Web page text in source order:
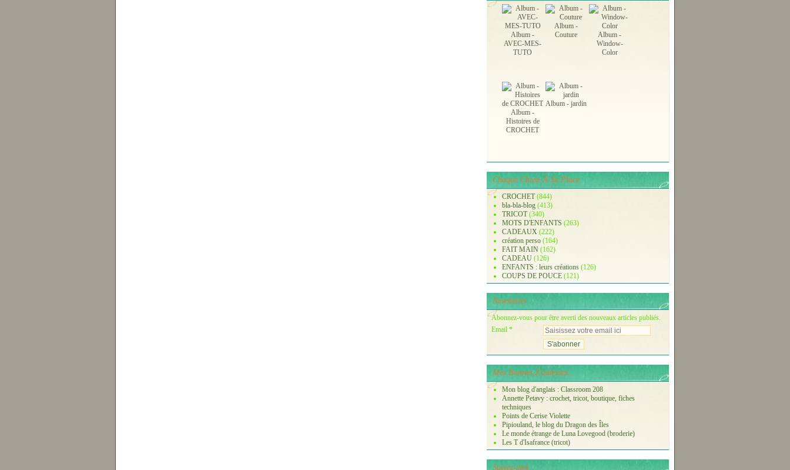
Album -
AVEC-MES-
TUTO
Album -
Couture
Album -
Window-
Color
Album -
Histoires de
CROCHET
Album - jardin
Chaque Chose À Sa Place.
CROCHET(844)
bla-bla-blog (413)
TRICOT(340)
MOTS D'ENFANTS (263)
CADEAUX (222)
création perso (164)
FAIT MAIN (162)
CADEAU (126)
ENFANTS : leurs créations (126)
COUPS DE POUCE (121)
Newsletter
Abonnez-vous pour être averti des nouveaux articles publiés.
Email
Mes Bonnes Z'adresses...
Mon blog d'anglais : Classroom 208
Annette Petavy : crochet, tricot, boutique, fiches
techniques
Points de Cerise Violette
Pipiouland, le blog du Dragon des Îles
Le monde étrange de Luna Lovegood (broderie)
Les T d'Isafrance (tricot)
Suivez-moi